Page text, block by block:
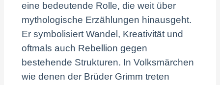
eine bedeutende Rolle, die weit über
mythologische Erzählungen hinausgeht.
Er symbolisiert Wandel, Kreativität und
oftmals auch Rebellion gegen
bestehende Strukturen. In Volksmärchen
wie denen der Brüder Grimm treten